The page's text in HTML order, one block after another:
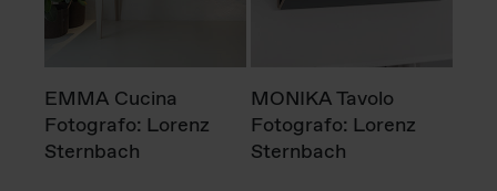
EMMA Cucina
Fotografo: Lorenz
Sternbach
MONIKA Tavolo
Fotografo: Lorenz
Sternbach